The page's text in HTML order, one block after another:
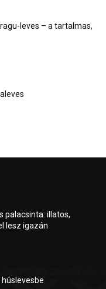
leves – a tartalmas,
palacsinta: illatos,
lesz igazán